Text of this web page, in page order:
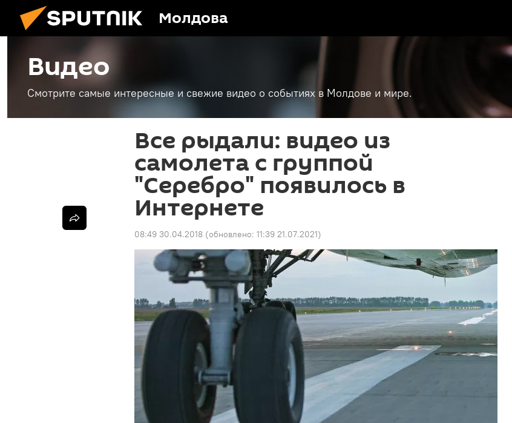
Молдова
Видео
Смотрите самые интересные и свежие видео о событиях в Молдове и мире.
Все рыдали: видео из
самолета с группой
"Серебро" появилось в
Интернете
08:49 30.04.2018 (обновлено: 11:39 21.07.2021)